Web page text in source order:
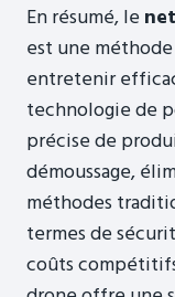
En résumé, le
est une
entretenir
technologie de
précise de
démoussage,
méthodes
termes de
coûts